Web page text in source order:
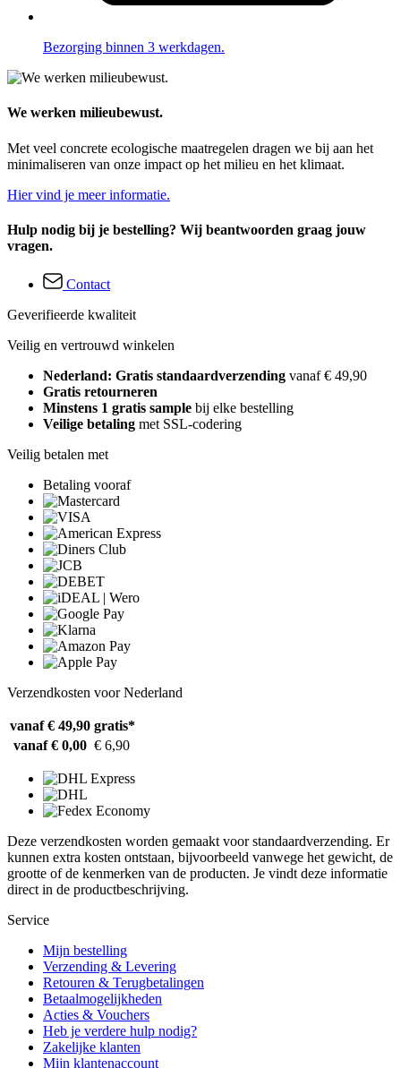
Bezorging binnen 3 werkdagen.
We werken milieubewust.
Met veel concrete ecologische maatregelen dragen we bij aan het
minimaliseren van onze impact op het milieu en het klimaat.
Hier vind je meer informatie.
Hulp nodig bij je bestelling? Wij beantwoorden graag jouw
vragen.
Contact
Geverifieerde kwaliteit
Veilig en vertrouwd winkelen
Nederland: Gratis standaardverzending vanaf € 49,90
Gratis retourneren
Minstens 1 gratis sample bij elke bestelling
Veilige betaling met SSL-codering
Veilig betalen met
Betaling vooraf
Verzendkosten voor Nederland
vanaf € 49,90 gratis*
vanaf € 0,00 € 6,90
Deze verzendkosten worden gemaakt voor standaardverzending. Er
kunnen extra kosten ontstaan, bijvoorbeeld vanwege het gewicht, de
grootte of de kenmerken van de producten. Je vindt deze informatie
direct in de productbeschrijving.
Service
Mijn bestelling
Verzending & Levering
Retouren & Terugbetalingen
Betaalmogelijkheden
Acties & Vouchers
Heb je verdere hulp nodig?
Zakelijke klanten
Mijn klantenaccount